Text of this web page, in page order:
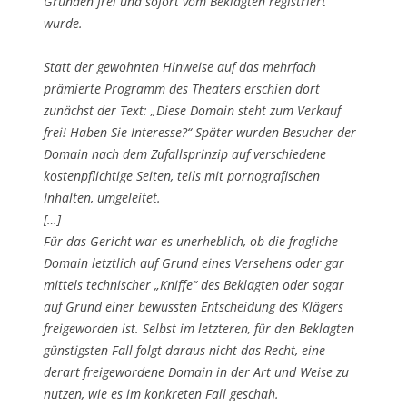
wurde.
Statt der gewohnten Hinweise auf das mehrfach
prämierte Programm des Theaters erschien dort
zunächst der Text: „Diese Domain steht zum Verkauf
frei! Haben Sie Interesse?“ Später wurden Besucher der
Domain nach dem Zufallsprinzip auf verschiedene
kostenpflichtige Seiten, teils mit pornografischen
Inhalten, umgeleitet.
[…]
Für das Gericht war es unerheblich, ob die fragliche
Domain letztlich auf Grund eines Versehens oder gar
mittels technischer „Kniffe“ des Beklagten oder sogar
auf Grund einer bewussten Entscheidung des Klägers
freigeworden ist. Selbst im letzteren, für den Beklagten
günstigsten Fall folgt daraus nicht das Recht, eine
derart freigewordene Domain in der Art und Weise zu
nutzen, wie es im konkreten Fall geschah.